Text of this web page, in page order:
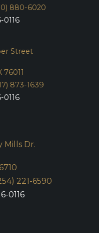
880-6020
0116
Street
873-1639
0116
Mills Dr.
221-6590
0116